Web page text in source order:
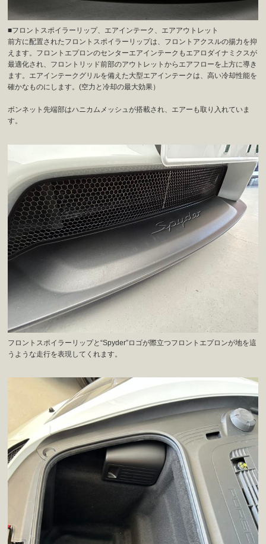
■フロントスポイラーリップ、エアインテーク、エアアウトレット
前方に配置されたフロントスポイラーリップは、フロントアクスルの揚力を抑
えます。フロントエプロンのセンターエアインテークもエアロダイナミクスが
最適化され、フロントリッド前部のアウトレットからエアフローを上方に導き
ます。エアインテークグリルを備えた大型エアインテークは、高い冷却性能を
確かなものにします。(空力と冷却の最大効果）
ボンネット先端部はハニカムメッシュが搭載され、エアーも取り入れていま
す。
フロントスポイラーリップと“Spyder”ロゴが際立つフロントエプロンが地を這
うような走行を表現してくれます。